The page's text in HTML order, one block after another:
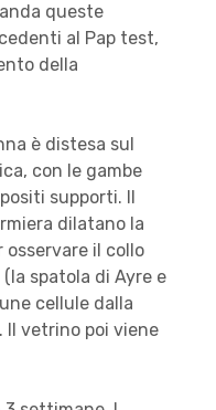
queste
al Pap test,
della
è distesa sul
con le gambe
supporti. Il
dilatano la
osservare il collo
spatola di Ayre e
cellule dalla
Il vetrino poi viene